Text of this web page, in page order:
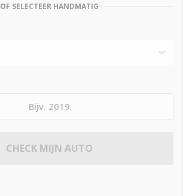
OF SELECTEER HANDMATIG
CHECK MIJN AUTO